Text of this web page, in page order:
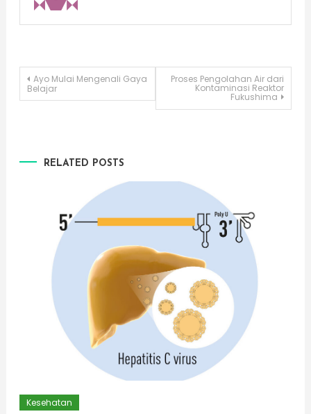
Post
Ayo Mulai Mengenali Gaya
Belajar
Proses Pengolahan Air dari
Kontaminasi Reaktor
Fukushima
RELATED POSTS
Kesehatan